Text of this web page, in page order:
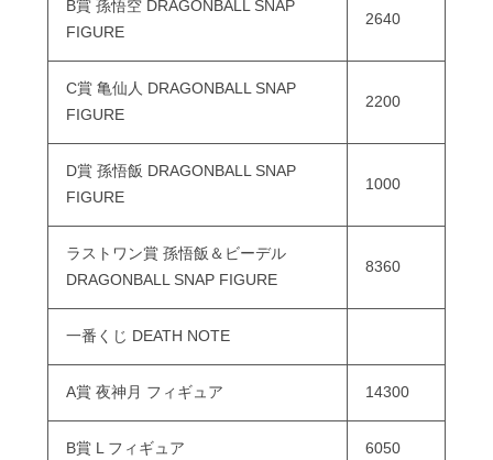
B賞 孫悟空 DRAGONBALL SNAP
FIGURE
2640
C賞 亀仙人 DRAGONBALL SNAP
FIGURE
2200
D賞 孫悟飯 DRAGONBALL SNAP
FIGURE
1000
ラストワン賞 孫悟飯＆ビーデル
DRAGONBALL SNAP FIGURE
8360
一番くじ DEATH NOTE
A賞 夜神月 フィギュア 14300
B賞 L フィギュア 6050